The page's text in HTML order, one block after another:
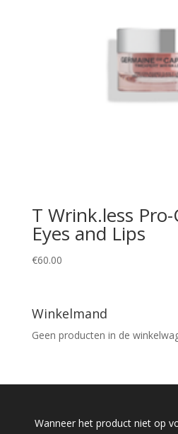
T Wrink.less
Eyes and Lips
€60.00
Winkelmand
Geen producten in de
Wanneer het product niet op